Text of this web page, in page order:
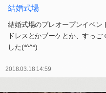
結婚式場
結婚式場のプレオープンイベン
ドレスとかブーケとか、すっ
した(*^^*)
2018.03.18 14:59